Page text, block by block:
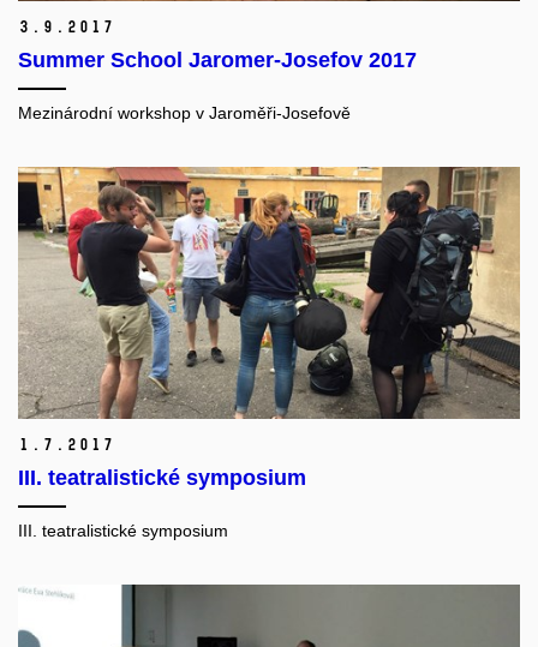
3. 9. 2017
Summer School Jaromer-Josefov 2017
Mezinárodní workshop v Jaroměři-Josefově
1. 7. 2017
III. teatralistické symposium
III. teatralistické symposium